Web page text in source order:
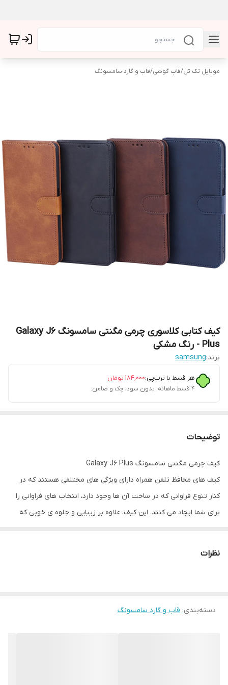
موبایل تک تل/قاب گوشی/قاب و گارد سامسونگ
کیف کتابی کلاسوری چرمی مگنتی سامسونگ Galaxy J6
Plus - رنگ مشکی
برند:samsung
هر قسط با ترب‌پی:۱۸۴٬۰۰۰ تومان
۴ قسط ماهانه. بدون سود، چک و ضامن.
توضیحات
کیف چرمی مگنتی سامسونگ Galaxy J6 Plus
کیف های محافظ تلفن همراه دارای ویژگی های مختلفی هستند که در
کنار تنوع فراوانی که در ساخت آن ها وجود دارد، انتخاب های فراوانی را
برای شما ایجاد می کنند. این کیف، علاوه بر زیبایی و جلوه ی خوبی که
گفتنی است که این کیف به طور کامل از تلفن همراه شما محافظت می
هیچگونه مزاحمتی را از این بابت نخواهید داشت. از دیگر مواردی که می
نظرات
دسته‌بندی: قاب و گارد سامسونگ